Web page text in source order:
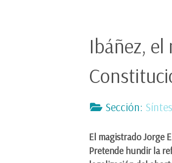
Ibáñez,
Sección:
El magistrado Jorge
Pretende hundir la